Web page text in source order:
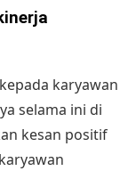
karyawan
selama ini di
kesan positif